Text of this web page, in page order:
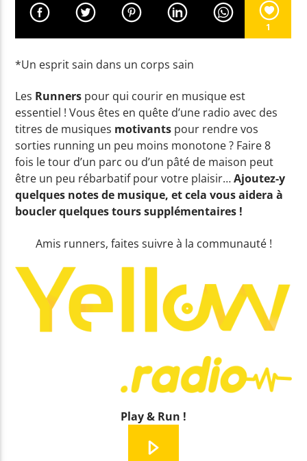
LOVE RESCUE
PROJECT
EMISSION EN COURS
GOOD MORNING WORLD
06:00 08:59
UPCOMING SHOW
NON-STOP MUSIC
Yellow Radio
Yellow Riviera
1
*Un esprit sain dans un corps sain
Les Runners pour qui courir en musique est
essentiel ! Vous êtes en quête d’une radio avec des
titres de musiques motivants pour rendre vos
sorties running un peu moins monotone ? Faire 8
fois le tour d’un parc ou d’un pâté de maison peut
être un peu rébarbatif pour votre plaisir…Ajoutez-y
quelques notes de musique, et cela vous aidera à
boucler quelques tours supplémentaires !
Amis runners, faites suivre à la communauté !
Play & Run !